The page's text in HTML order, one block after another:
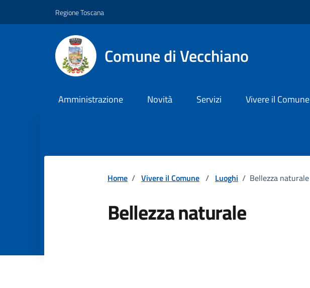
Regione Toscana
Comune di Vecchiano
Amministrazione Novità Servizi Vivere il Comune
Home / Vivere il Comune / Luoghi / Bellezza naturale
Bellezza naturale